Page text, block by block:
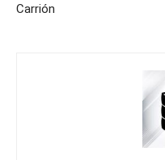
Carrión